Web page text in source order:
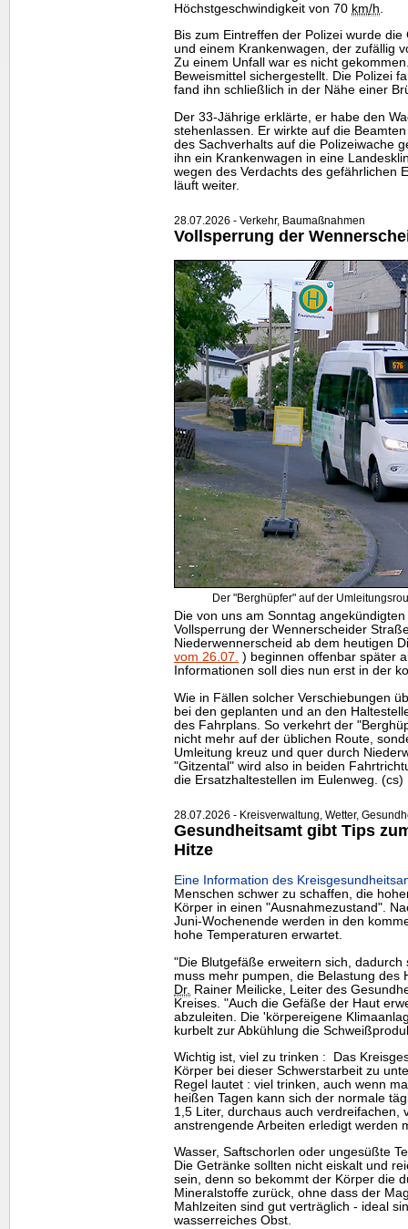
Höchstgeschwindigkeit von 70 km/h
Bis zum Eintreffen der Polizei wurde
und einem Krankenwagen, der zufällig
Zu einem Unfall war es nicht
Beweismittel sichergestellt. Die Polizei
fand ihn schließlich in der Nähe einer
Der 33-Jährige erklärte, er habe den
stehenlassen. Er wirkte auf die
des Sachverhalts auf die Polizeiwache
ihn ein Krankenwagen in eine
wegen des Verdachts des gefährlichen
läuft weiter.
28.07.2026 - Verkehr, Baumaßnahmen
Vollsperrung der
Der "Berghüpfer" auf der
Die von uns am Sonntag
Vollsperrung der Wennerscheider
Niederwennerscheid ab dem heutigen
vom 26.07. ) beginnen offenbar später
Informationen soll dies nun erst in der
Wie in Fällen solcher Verschiebungen
bei den geplanten und an den
des Fahrplans. So verkehrt der
nicht mehr auf der üblichen Route,
Umleitung kreuz und quer durch
"Gitzental" wird also in beiden
die Ersatzhaltestellen im Eulenweg. (cs)
28.07.2026 - Kreisverwaltung, Wetter,
Gesundheitsamt gibt Tips
Hitze
Eine Information des
Menschen schwer zu schaffen, die
Körper in einen "Ausnahmezustand".
Juni-Wochenende werden in den
hohe Temperaturen erwartet.
"Die Blutgefäße erweitern sich,
muss mehr pumpen, die Belastung des
Dr. Rainer Meilicke, Leiter des
Kreises. "Auch die Gefäße der Haut
abzuleiten. Die 'körpereigene
kurbelt zur Abkühlung die
Wichtig ist, viel zu trinken : Das
Körper bei dieser Schwerstarbeit zu
Regel lautet : viel trinken, auch wenn
heißen Tagen kann sich der normale
1,5 Liter, durchaus auch verdreifachen,
anstrengende Arbeiten erledigt werden
Wasser, Saftschorlen oder ungesüßte
Die Getränke sollten nicht eiskalt und
sein, denn so bekommt der Körper die
Mineralstoffe zurück, ohne dass der
Mahlzeiten sind gut verträglich - ideal
wasserreiches Obst.